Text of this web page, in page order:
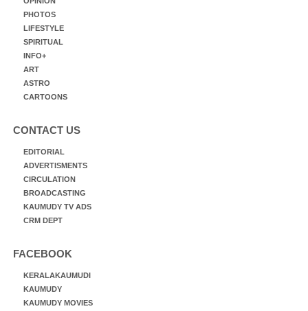
PHOTOS
LIFESTYLE
SPIRITUAL
INFO+
ART
ASTRO
CARTOONS
CONTACT US
EDITORIAL
ADVERTISMENTS
CIRCULATION
BROADCASTING
KAUMUDY TV ADS
CRM DEPT
FACEBOOK
KERALAKAUMUDI
KAUMUDY
KAUMUDY MOVIES